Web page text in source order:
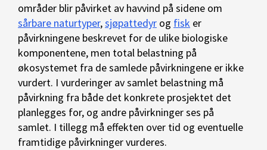
områder blir påvirket av havvind på sidene om
sårbare naturtyper,sjøpattedyr og fisk er
påvirkningene beskrevet for de ulike biologiske
komponentene, men total belastning på
økosystemet fra de samlede påvirkningene er ikke
vurdert. I vurderinger av samlet belastning må
påvirkning fra både det konkrete prosjektet det
planlegges for, og andre påvirkninger ses på
samlet. I tillegg må effekten over tid og eventuelle
framtidige påvirkninger vurderes.